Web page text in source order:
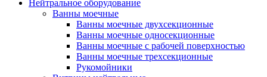
Нейтральное оборудование
Ванны моечные
Ванны моечные двухсекционные
Ванны моечные односекционные
Ванны моечные с рабочей поверхностью
Ванны моечные трехсекционные
Рукомойники